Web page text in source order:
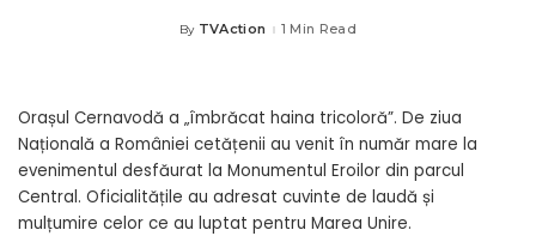
Posted
By TVAction 1 Min Read
Orașul Cernavodă a „îmbrăcat haina tricoloră”. De ziua
Națională a României cetățenii au venit în număr mare la
evenimentul desfăurat la Monumentul Eroilor din parcul
Central. Oficialitățile au adresat cuvinte de laudă și
mulțumire celor ce au luptat pentru Marea Unire.